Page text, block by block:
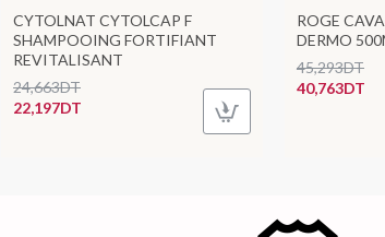
CYTOLNAT CYTOLCAP F
SHAMPOOING FORTIFIANT
REVITALISANT
22,197DT
24,663DT
ROGE
DERMO
40,763DT
45,293DT